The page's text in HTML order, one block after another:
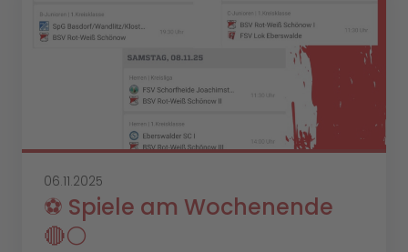
06.11.2025
⚽️ Spiele am Wochenende
🔴⚪️